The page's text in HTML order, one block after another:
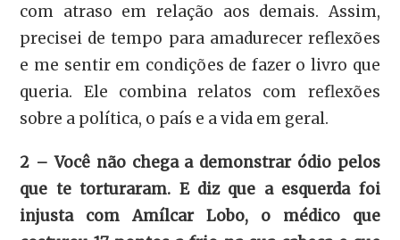
com atraso em relação aos demais. Assim,
precisei de tempo para amadurecer reflexões
e me sentir em condições de fazer o livro que
queria. Ele combina relatos com reflexões
sobre a política, o país e a vida em geral.
2 – Você não chega a demonstrar ódio pelos
que te torturaram. E diz que a esquerda foi
injusta com Amílcar Lobo, o médico que